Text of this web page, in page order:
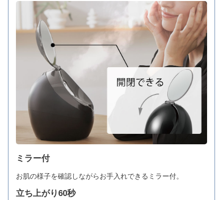
ミラー付
お肌の様子を確認しながらお手入れできるミラー付。
立ち上がり60秒